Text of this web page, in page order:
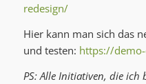
redesign/
Hier kann man sich das
und testen: https://
PS: Alle Initiativen, die ich